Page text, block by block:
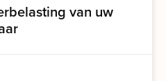
van uw